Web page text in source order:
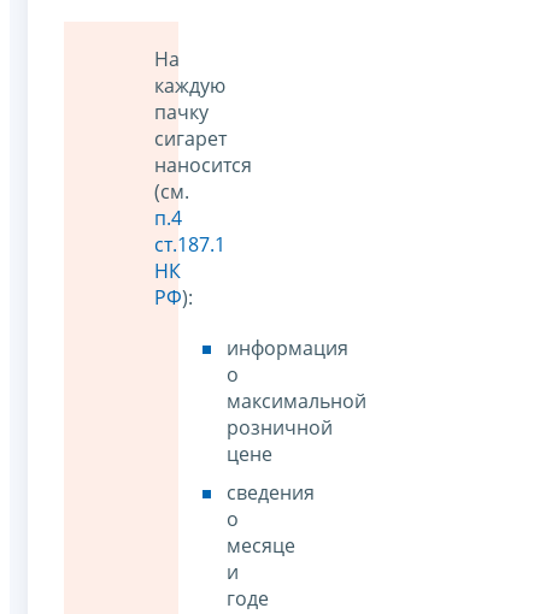
На
каждую
пачку
сигарет
наносится
(см.
п.4
ст.187.1
НК
РФ):
информация
о
максимальной
розничной
цене
сведения
о
месяце
и
годе